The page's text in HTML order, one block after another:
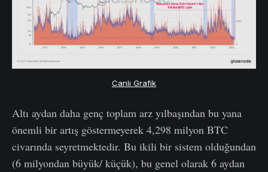
Canlı Grafik
Altı aydan daha genç toplam arz yılbaşından bu yana
önemli bir artış göstermeyerek 4,298 milyon BTC
civarında seyretmektedir. Bu ikili bir sistem olduğundan
(6 milyondan büyük/ küçük), bu genel olarak 6 aydan